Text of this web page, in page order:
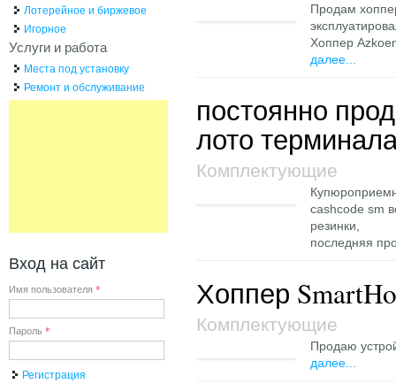
Продам
Хоппер
далее...
постоянно
лото
Комплектующие
cashcode sm
резинки,
последняя
Хоппер
Комплектующие
Продаю
далее...
Лотерейное и биржевое
Игорное
Услуги и работа
Места под установку
Ремонт и обслуживание
Вход на сайт
Имя пользователя *
Пароль *
Регистрация